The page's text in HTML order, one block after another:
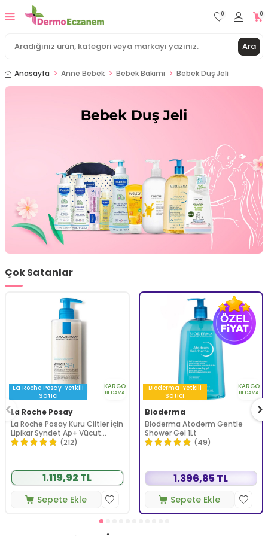
Ara
0 0
Anasayfa Anne Bebek Bebek Bakımı Bebek Duş Jeli
Çok Satanlar
La Roche Posay Yetkili
Satıcı
KARGO
BEDAVA
La Roche Posay
La Roche Posay Kuru Ciltler İçin
Lipikar Syndet Ap+ Vücut
Yıkama Jeli 400 ml
(212)
1.119,92 TL
Sepete Ekle
Bioderma Yetkili
Satıcı
KARGO
BEDAVA
Bioderma
Bioderma Atoderm Gentle
Shower Gel 1Lt
(49)
1.396,85 TL
Sepete Ekle